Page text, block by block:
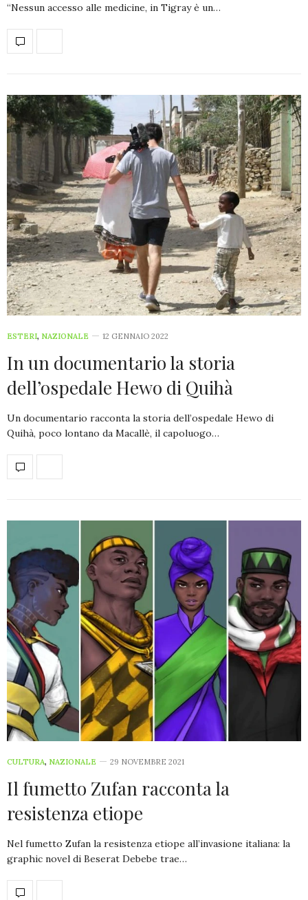
“Nessun accesso alle medicine, in Tigray è un…
ESTERI, NAZIONALE 12 GENNAIO 2022
In un documentario la storia
dell’ospedale Hewo di Quihà
Un documentario racconta la storia dell’ospedale Hewo di
Quihà, poco lontano da Macallè, il capoluogo…
CULTURA, NAZIONALE 29 NOVEMBRE 2021
Il fumetto Zufan racconta la
resistenza etiope
Nel fumetto Zufan la resistenza etiope all’invasione italiana: la
graphic novel di Beserat Debebe trae…